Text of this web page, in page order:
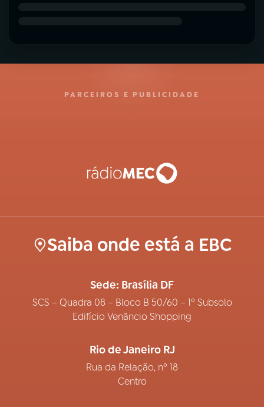
PARCEIROS E PUBLICIDADE
Saiba onde está a EBC
Sede: Brasília DF
SCS – Quadra 08 – Bloco B 50/60 – 1º Subsolo
Edifício Venâncio Shopping
Rio de Janeiro RJ
Rua da Relação, nº 18
Centro